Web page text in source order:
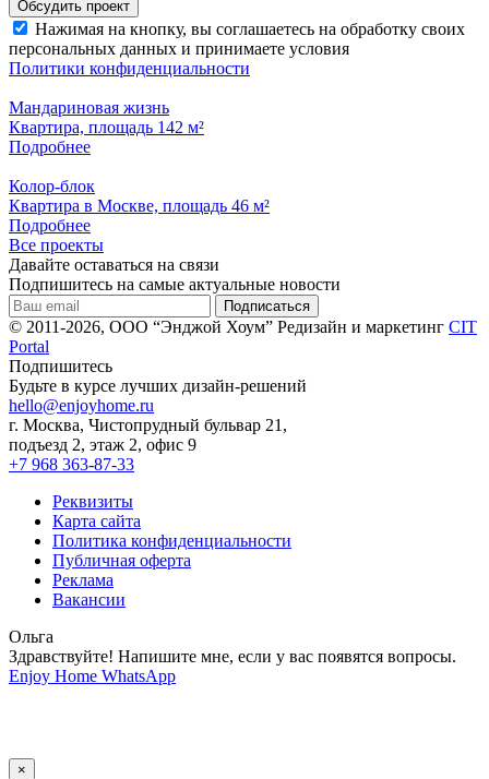
Нажимая на кнопку, вы соглашаетесь на обработку своих
персональных данных и принимаете условия
Политики конфиденциальности
Мандариновая жизнь
Квартира, площадь 142 м²
Подробнее
Колор-блок
Квартира в Москве, площадь 46 м²
Подробнее
Все проекты
Давайте оставаться на связи
Подпишитесь на самые актуальные новости
© 2011-2026, ООО “Энджой Хоум” Редизайн и маркетинг CIT
Portal
Подпишитесь
Будьте в курсе лучших дизайн-решений
hello@enjoyhome.ru
г. Москва, Чистопрудный бульвар 21,
подъезд 2, этаж 2, офис 9
+7 968 363-87-33
Реквизиты
Карта сайта
Политика конфиденциальности
Публичная оферта
Реклама
Вакансии
Ольга
Здравствуйте! Напишите мне, если у вас появятся вопросы.
Enjoy Home WhatsApp
×